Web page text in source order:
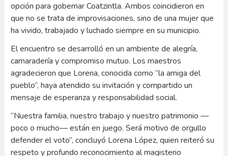
opción para gobernar Coatzintla. Ambos coincidieron en
que no se trata de improvisaciones, sino de una mujer que
ha vivido, trabajado y luchado siempre en su municipio.
El encuentro se desarrolló en un ambiente de alegría,
camaradería y compromiso mutuo. Los maestros
agradecieron que Lorena, conocida como “la amiga del
pueblo”, haya atendido su invitación y compartido un
mensaje de esperanza y responsabilidad social.
“Nuestra familia, nuestro trabajo y nuestro patrimonio —
poco o mucho— están en juego. Será motivo de orgullo
defender el voto”, concluyó Lorena López, quien reiteró su
respeto y profundo reconocimiento al magisterio